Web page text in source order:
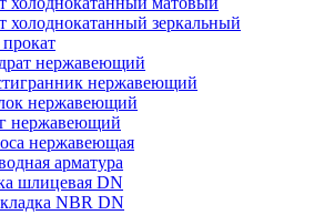
холоднокатанный зеркальный
нержавеющий
нержавеющий
нержавеющий
нержавеющий
нержавеющая
арматура
шлицевая DN
NBR DN